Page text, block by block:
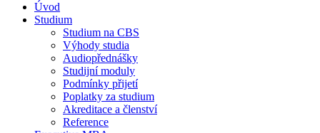
Úvod
Studium
Studium na CBS
Výhody studia
Audiopřednášky
Studijní moduly
Podmínky přijetí
Poplatky za studium
Akreditace a členství
Reference